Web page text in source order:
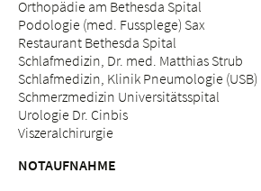
Orthopädie am Bethesda Spital
Podologie (med. Fussplege) Sax
Restaurant Bethesda Spital
Schlafmedizin, Dr. med. Matthias Strub
Schlafmedizin, Klinik Pneumologie (USB)
Schmerzmedizin Universitätsspital
Urologie Dr. Cinbis
Viszeralchirurgie
NOTAUFNAHME